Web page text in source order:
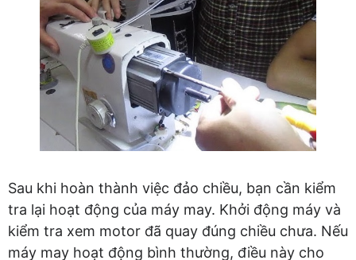
Sau khi hoàn thành việc đảo chiều, bạn cần kiểm
tra lại hoạt động của máy may. Khởi động máy và
kiểm tra xem motor đã quay đúng chiều chưa. Nếu
máy may hoạt động bình thường, điều này cho